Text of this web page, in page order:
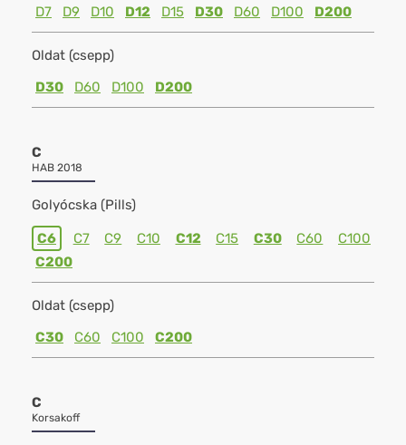
D7
D9 D10 D12 D15 D30 D60 D100 D200
Oldat (csepp)
D30
D60 D100 D200
C
HAB 2018
Golyócska (Pills)
C6 C7 C9 C10 C12 C15 C30 C60
C100
C200
Oldat (csepp)
C30
C60 C100 C200
C
Korsakoff